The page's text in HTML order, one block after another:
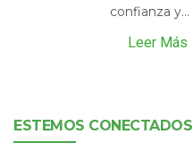
confianza y...
Leer Más
ESTEMOS CONECTADOS